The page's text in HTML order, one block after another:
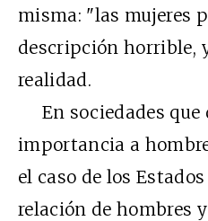
misma: "las mujeres
descripción horrible,
realidad.
En sociedades que
importancia a
el caso de los
relación de hombres